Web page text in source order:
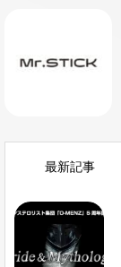
最新記事